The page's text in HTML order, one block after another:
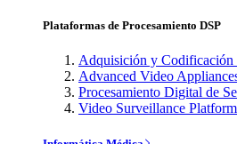
Plataformas de Procesamiento DSP
Adquisición y Codificación
Advanced Video
Procesamiento Digital de
Video Surveillance Platform